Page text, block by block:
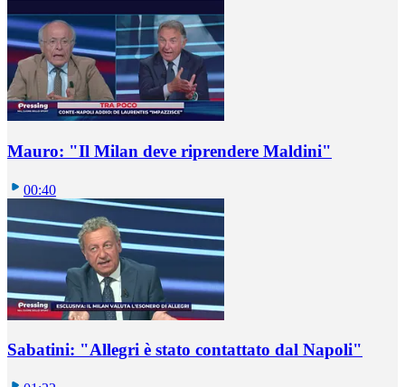
Mauro: "Il Milan deve riprendere Maldini"
00:40
Sabatini: "Allegri è stato contattato dal Napoli"